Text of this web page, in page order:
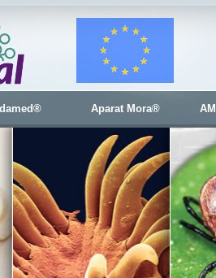
Aparat Mora®